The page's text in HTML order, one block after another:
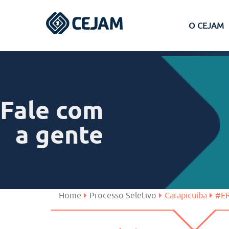
O CEJAM
Ferraz de Vasconcelos
São José dos Campos
Fale com
a gente
Home Processo Seletivo Carapicuíba